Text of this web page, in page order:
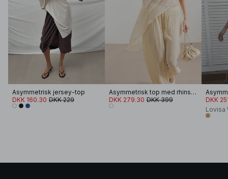
Asymmetrisk jersey-top
DKK 160.30 DKK 229
Asymmetrisk top med rhinsten
DKK 279.30 DKK 399
DKK
Lovisa